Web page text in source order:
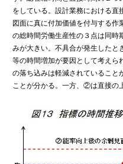
をしている。設計業務における直
図面に真に付加価値を付与する
の総時間労働生産性の３点は同時
みが大きい。不具合が発生したと
等の時間増加が要因として考えら
の落ち込みは軽減されていること
ことが分かる。一方、②は直接の